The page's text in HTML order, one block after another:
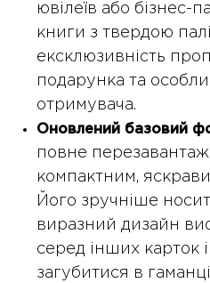
ювілеїв або бізнес-
книги з твердою
ексклюзивність
подарунка та
отримувача.
Оновлений базовий
повне
компактним,
Його зручніше
виразний дизайн
серед інших карток
загубитися в